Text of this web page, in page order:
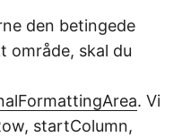
den betingede
område, skal du
. Vi
startColumn,